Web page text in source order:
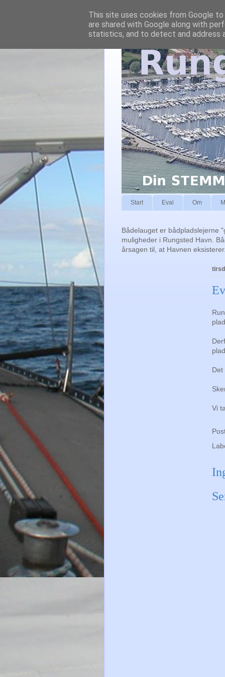
Start Eval Om
Bådelauget er bådpladslejerne
muligheder i Rungsted Havn.
årsagen til, at Havnen
Vi
This site uses cookies from Google
are shared with Google along with
statistics, and to detect and address